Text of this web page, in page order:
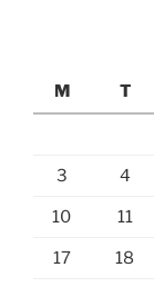
M
T
3 4
10 11
17 18